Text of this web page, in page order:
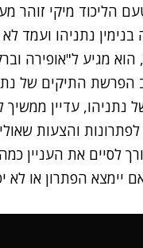
הליכוד מיקי זוהר
נתניהו ועמד
התיקים של
נתניהו, עדיין
והצעות
לסיים את העניין
יימצא הפתרון או